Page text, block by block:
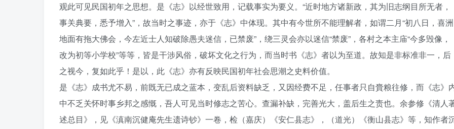
观此可见民国初年之思想。是《志》以经世致用，记载事实为要义。“近时地方诸新政，其为旧志纲目所无者，
事关典要，悉予增入”，故当时之事迹，亦于《志》中体现。其中有今世所不能理解者，如谓二月“初八日，喜洲
地面有拖大佛会，今左近士人知破除愚夫迷信，已禁废”，绕三灵会亦以迷信“禁废”，各村之本主庙“今多毁像，
改为初等小学校”等等，皆是干涉风俗，破坏文化之行为，而当时书《志》者以为至道。故知是非标准非一，后
之视今，复如此乎！是以，此《志》亦有反映民国初年社会思潮之史料价值。
是《志》成书尤不易，前既无已成之蓝本，变乱后资料缺乏，又因经费不足，任事者只自賫粮往修，而《志》
中不乏关怀时事乡邦之感慨，吾人可见当时修志之苦心。查漏补缺，完善光大，盖后生之责也。余参修《清人
述总目》，见《滇南沉健庵先生遗诗钞》一卷，检（嘉庆）《安仁县志》，（道光）《衡山县志》等，知作者